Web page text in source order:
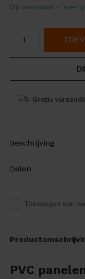
Op voorraad -
Gratis
Beschrijving
Delen
Toevoegen aan
PVC